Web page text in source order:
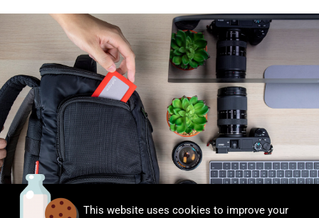
This website uses cookies to improve your